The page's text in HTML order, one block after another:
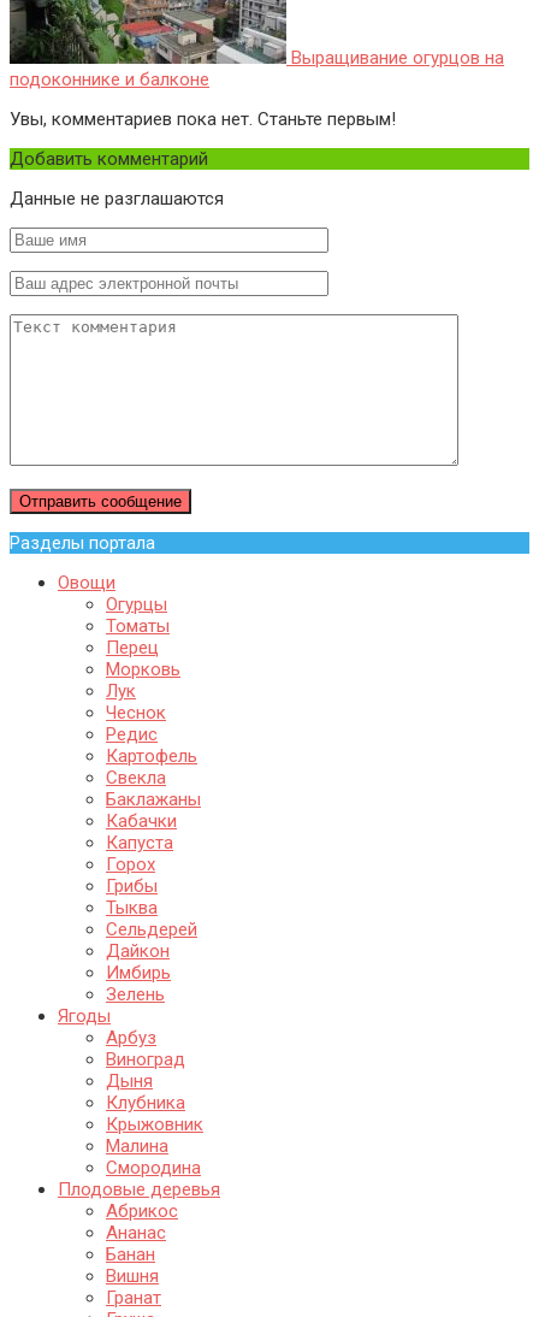
Выращивание огурцов на
подоконнике и балконе
Увы, комментариев пока нет. Станьте первым!
Добавить комментарий
Данные не разглашаются
Разделы портала
Овощи
Огурцы
Томаты
Перец
Морковь
Лук
Чеснок
Редис
Картофель
Свекла
Баклажаны
Кабачки
Капуста
Горох
Грибы
Тыква
Сельдерей
Дайкон
Имбирь
Зелень
Ягоды
Арбуз
Виноград
Дыня
Клубника
Крыжовник
Малина
Смородина
Плодовые деревья
Абрикос
Ананас
Банан
Вишня
Гранат